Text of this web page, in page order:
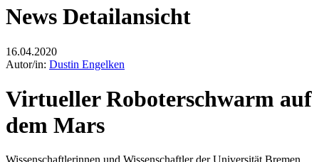
News Detailansicht
16.04.2020
Autor/in: Dustin Engelken
Virtueller Roboterschwarm auf
dem Mars